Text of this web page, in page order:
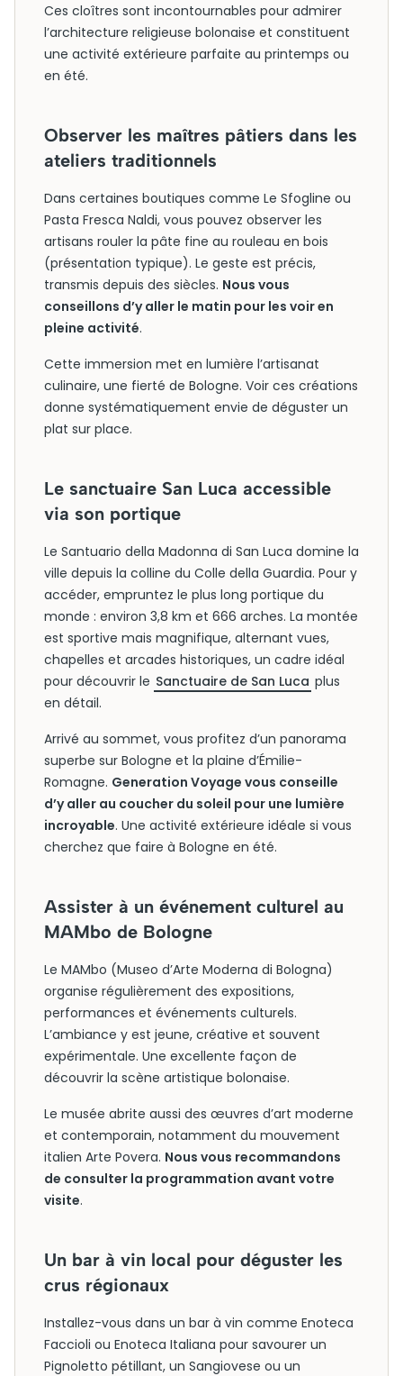
Ces cloîtres sont incontournables pour admirer
l’architecture religieuse bolonaise et constituent
une activité extérieure parfaite au printemps ou
en été.
Observer les maîtres pâtiers dans les
ateliers traditionnels
Dans certaines boutiques comme Le Sfogline ou
Pasta Fresca Naldi, vous pouvez observer les
artisans rouler la pâte fine au rouleau en bois
(présentation typique). Le geste est précis,
transmis depuis des siècles. Nous vous
conseillons d’y aller le matin pour les voir en
pleine activité.
Cette immersion met en lumière l’artisanat
culinaire, une fierté de Bologne. Voir ces créations
donne systématiquement envie de déguster un
plat sur place.
Le sanctuaire San Luca accessible
via son portique
Le Santuario della Madonna di San Luca domine la
ville depuis la colline du Colle della Guardia. Pour y
accéder, empruntez le plus long portique du
monde : environ 3,8 km et 666 arches. La montée
est sportive mais magnifique, alternant vues,
chapelles et arcades historiques, un cadre idéal
pour découvrir le Sanctuaire de San Luca plus
en détail.
Arrivé au sommet, vous profitez d’un panorama
superbe sur Bologne et la plaine d’Émilie-
Romagne. Generation Voyage vous conseille
d’y aller au coucher du soleil pour une lumière
incroyable. Une activité extérieure idéale si vous
cherchez que faire à Bologne en été.
Assister à un événement culturel au
MAMbo de Bologne
Le MAMbo (Museo d’Arte Moderna di Bologna)
organise régulièrement des expositions,
performances et événements culturels.
L’ambiance y est jeune, créative et souvent
expérimentale. Une excellente façon de
découvrir la scène artistique bolonaise.
Le musée abrite aussi des œuvres d’art moderne
et contemporain, notamment du mouvement
italien Arte Povera. Nous vous recommandons
de consulter la programmation avant votre
visite.
Un bar à vin local pour déguster les
crus régionaux
Installez-vous dans un bar à vin comme Enoteca
Faccioli ou Enoteca Italiana pour savourer un
Pignoletto pétillant, un Sangiovese ou un